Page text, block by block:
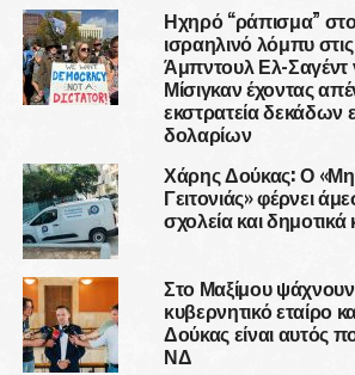
Ηχηρό “ράπισμα”
ισραηλινό λόμπυ
Άμπντουλ Ελ-Σαγέντ
Μίσιγκαν έχοντας
εκστρατεία δεκάδων
δολαρίων
Χάρης Δούκας: Ο
Γειτονιάς» φέρνει
σχολεία και δημοτικά
Στο Μαξίμου
κυβερνητικό εταίρο
Δούκας είναι αυτός
ΝΔ